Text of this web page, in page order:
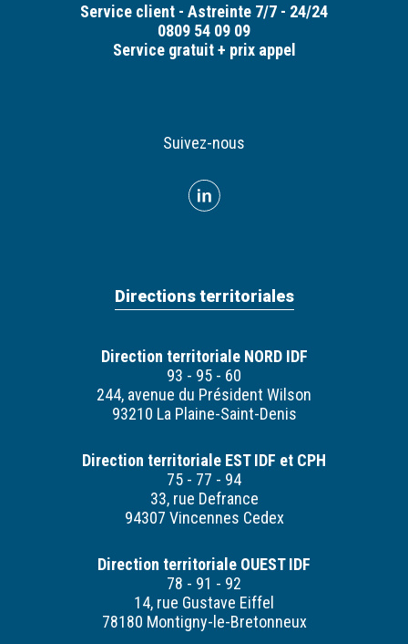
Service client - Astreinte 7/7 - 24/24
0809 54 09 09
Service gratuit + prix appel
Suivez-nous
Directions territoriales
Direction territoriale NORD IDF
93 - 95 - 60
244, avenue du Président Wilson
93210 La Plaine-Saint-Denis
Direction territoriale EST IDF et CPH
75 - 77 - 94
33, rue Defrance
94307 Vincennes Cedex
Direction territoriale OUEST IDF
78 - 91 - 92
14, rue Gustave Eiffel
78180 Montigny-le-Bretonneux